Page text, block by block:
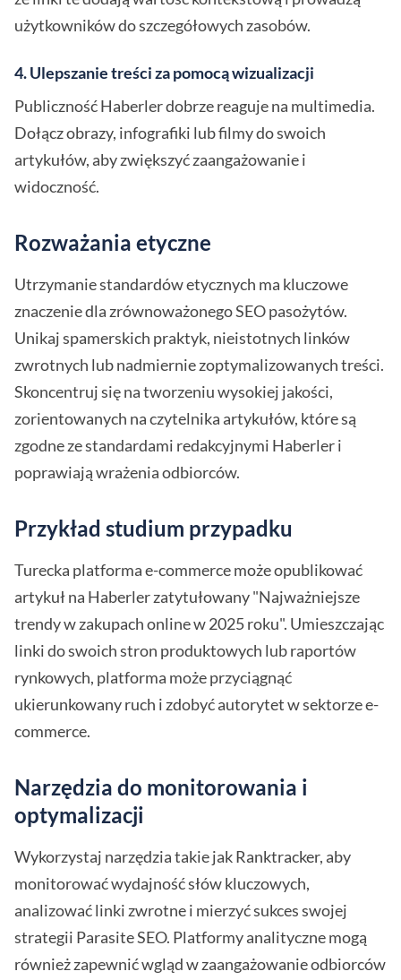
użytkowników do szczegółowych zasobów.
4. Ulepszanie treści za pomocą wizualizacji
Publiczność Haberler dobrze reaguje na multimedia.
Dołącz obrazy, infografiki lub filmy do swoich
artykułów, aby zwiększyć zaangażowanie i
widoczność.
Rozważania etyczne
Utrzymanie standardów etycznych ma kluczowe
znaczenie dla zrównoważonego SEO pasożytów.
Unikaj spamerskich praktyk, nieistotnych linków
zwrotnych lub nadmiernie zoptymalizowanych treści.
Skoncentruj się na tworzeniu wysokiej jakości,
zorientowanych na czytelnika artykułów, które są
zgodne ze standardami redakcyjnymi Haberler i
poprawiają wrażenia odbiorców.
Przykład studium przypadku
Turecka platforma e-commerce może opublikować
artykuł na Haberler zatytułowany "Najważniejsze
trendy w zakupach online w 2025 roku". Umieszczając
linki do swoich stron produktowych lub raportów
rynkowych, platforma może przyciągnąć
ukierunkowany ruch i zdobyć autorytet w sektorze e-
commerce.
Narzędzia do monitorowania i
optymalizacji
Wykorzystaj narzędzia takie jak Ranktracker, aby
monitorować wydajność słów kluczowych,
analizować linki zwrotne i mierzyć sukces swojej
strategii Parasite SEO. Platformy analityczne mogą
również zapewnić wgląd w zaangażowanie odbiorców